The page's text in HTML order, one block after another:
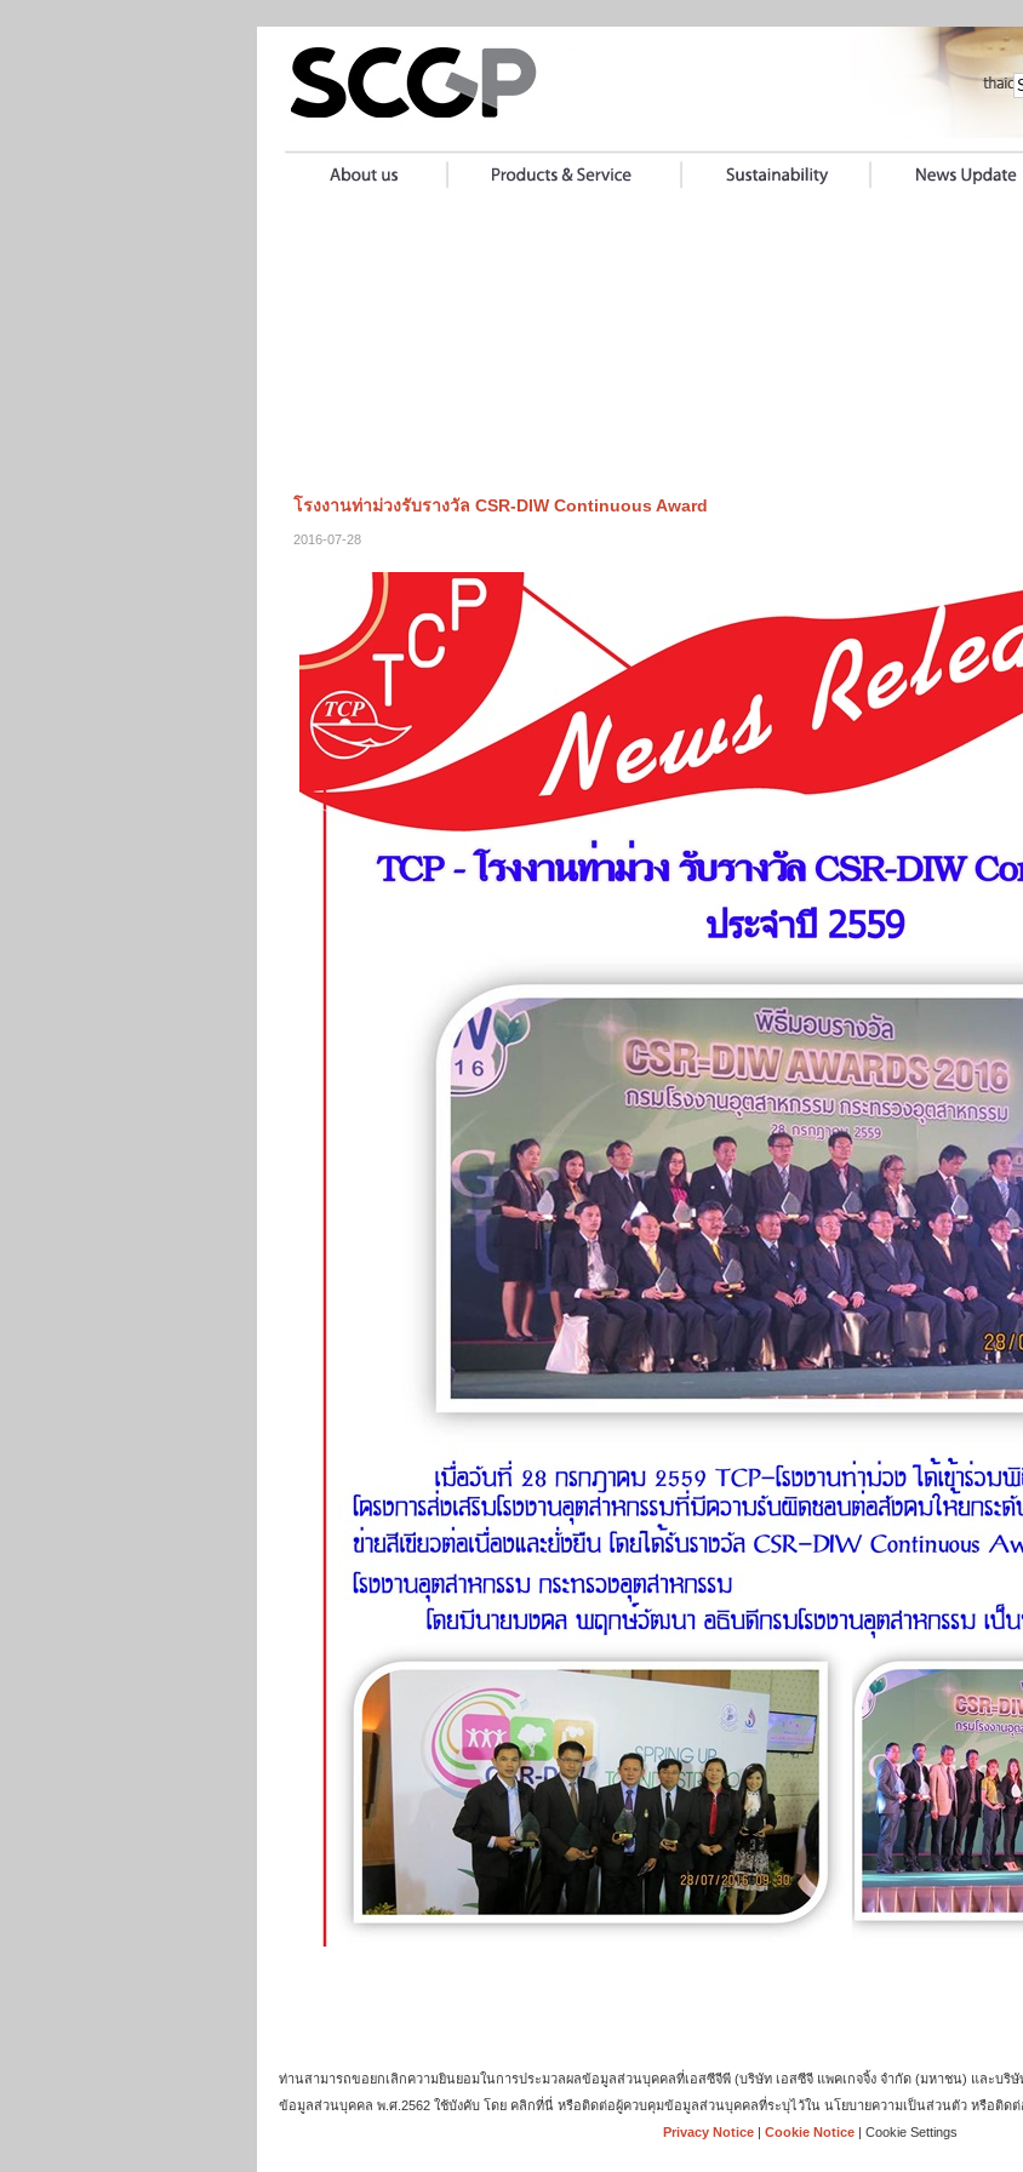
โรงงานท่าม่วงรับรางวัล CSR-DIW Continuous Award
2016-07-28
ท่านสามารถขอยกเลิกความยินยอมในการประมวลผลข้อมูลส่วนบุคคลที่เอสซีจีพี (บริษัท เอสซีจี แพคเกจจิ้ง จำกัด (มหาชน) และบริ
ข้อมูลส่วนบุคคล พ.ศ.2562 ใช้บังคับ โดย คลิกที่นี่ หรือติดต่อผู้ควบคุมข้อมูลส่วนบุคคลที่ระบุไว้ใน นโยบายความเป็นส่วนตัว หรือติดต่
Privacy Notice| Cookie Notice| Cookie Settings